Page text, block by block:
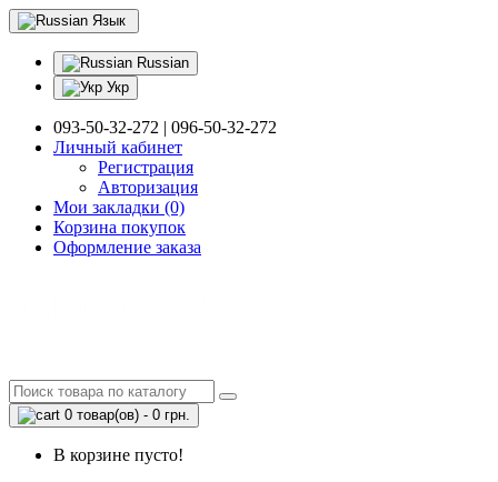
Язык
Russian
Укр
093-50-32-272 | 096-50-32-272
Личный кабинет
Регистрация
Авторизация
Мои закладки (0)
Корзина покупок
Оформление заказа
0 товар(ов) - 0 грн.
В корзине пусто!